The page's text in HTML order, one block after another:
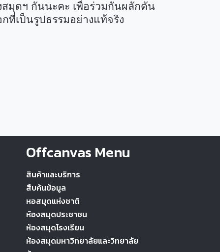
ดฯ กันนะคะ เพื่อร่วมกันผลักดัน
ที่เป็นรูปธรรมอย่างแท้จริง
Offcanvas Menu
สินค้าและบริการ
สืบค้นข้อมูล
หอสมุดแห่งชาติ
ห้องสมุดประชาชน
ห้องสมุดโรงเรียน
ห้องสมุดมหาวิทยาลัยและวิทยาลัย